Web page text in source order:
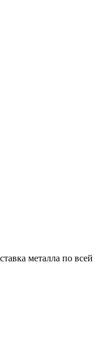
металла по всей